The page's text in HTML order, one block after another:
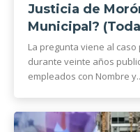
Justicia de
Municipal?
La pregunta viene al
durante veinte años
empleados con Nombre